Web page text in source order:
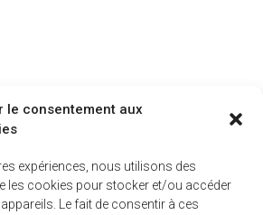
le consentement aux
expériences, nous utilisons des
les cookies pour stocker et/ou accéder
Le fait de consentir à ces